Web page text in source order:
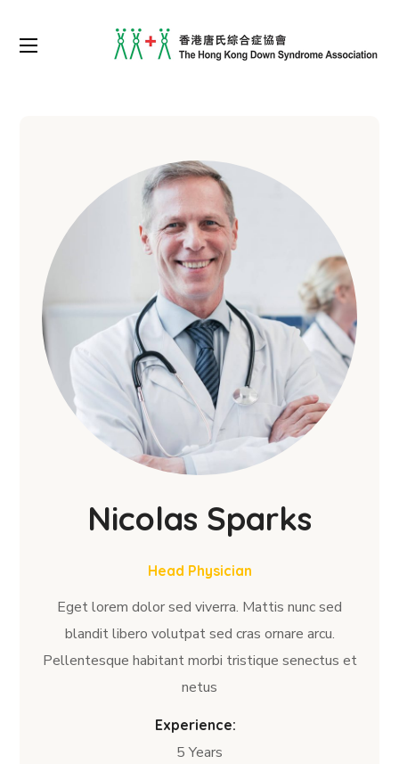
Nicolas Sparks
Head Physician
Eget lorem dolor sed viverra. Mattis nunc sed
blandit libero volutpat sed cras ornare arcu.
Pellentesque habitant morbi tristique senectus et
netus
Experience:
5 Years